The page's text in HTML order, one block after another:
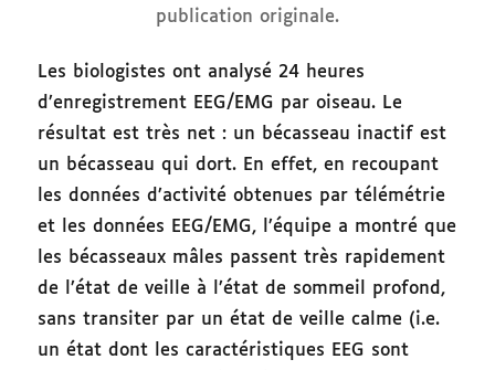
publication originale.
Les biologistes ont analysé 24 heures
d’enregistrement EEG/EMG par oiseau. Le
résultat est très net : un bécasseau inactif est
un bécasseau qui dort. En effet, en recoupant
les données d’activité obtenues par télémétrie
et les données EEG/EMG, l’équipe a montré que
les bécasseaux mâles passent très rapidement
de l’état de veille à l’état de sommeil profond,
sans transiter par un état de veille calme (i.e.
un état dont les caractéristiques EEG sont